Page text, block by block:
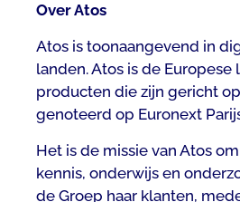
Over Atos
Atos is toonaangevend in
landen. Atos is de
producten die zijn gericht
genoteerd op Euronext
Het is de missie van Atos
kennis, onderwijs en
de Groep haar klanten,